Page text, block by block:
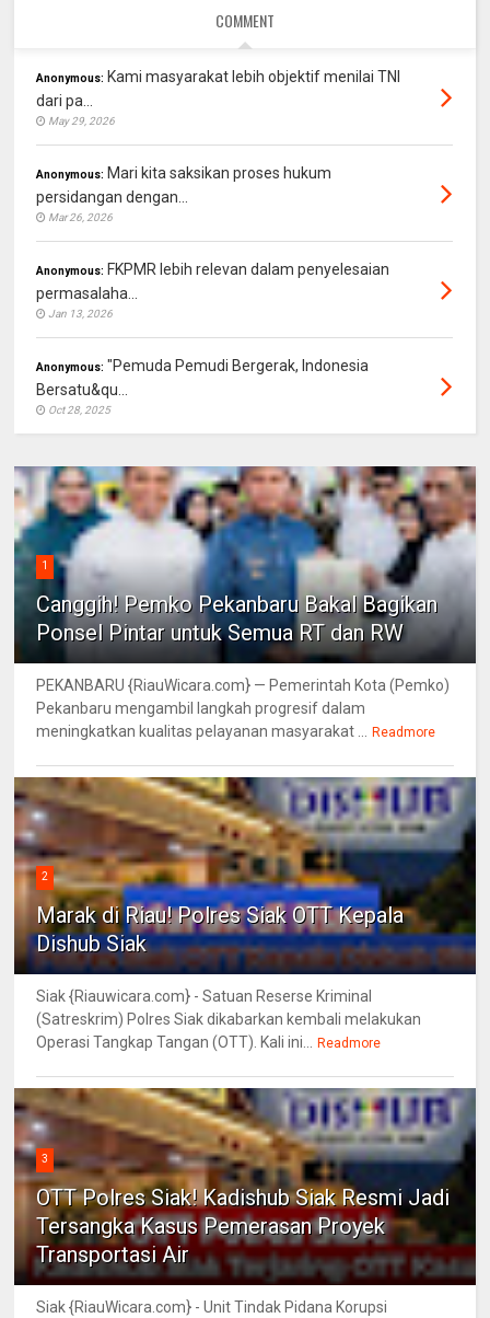
COMMENT
Anonymous: Kami masyarakat lebih objektif menilai TNI
dari pa...
May 29, 2026
Anonymous: Mari kita saksikan proses hukum
persidangan dengan...
Mar 26, 2026
Anonymous: FKPMR lebih relevan dalam penyelesaian
permasalaha...
Jan 13, 2026
Anonymous: "Pemuda Pemudi Bergerak, Indonesia
Bersatu&qu...
Oct 28, 2025
1
Canggih! Pemko Pekanbaru Bakal Bagikan
Ponsel Pintar untuk Semua RT dan RW
PEKANBARU {RiauWicara.com} — Pemerintah Kota (Pemko)
Pekanbaru mengambil langkah progresif dalam
meningkatkan kualitas pelayanan masyarakat ... Readmore
2
Marak di Riau! Polres Siak OTT Kepala
Dishub Siak
Siak {Riauwicara.com} - Satuan Reserse Kriminal
(Satreskrim) Polres Siak dikabarkan kembali melakukan
Operasi Tangkap Tangan (OTT). Kali ini... Readmore
3
OTT Polres Siak! Kadishub Siak Resmi Jadi
Tersangka Kasus Pemerasan Proyek
Transportasi Air
Siak {RiauWicara.com} - Unit Tindak Pidana Korupsi